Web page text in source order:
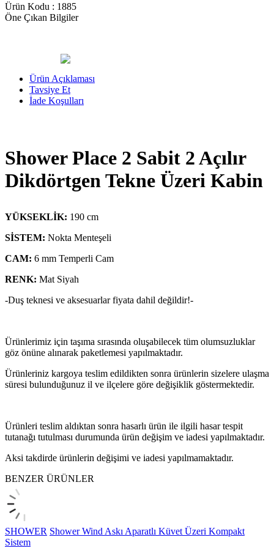
Ürün Kodu : 1885
Öne Çıkan Bilgiler
Ürün Açıklaması
Tavsiye Et
İade Koşulları
Shower Place 2 Sabit 2 Açılır
Dikdörtgen Tekne Üzeri Kabin
YÜKSEKLİK: 190 cm
SİSTEM: Nokta Menteşeli
CAM: 6 mm Temperli Cam
RENK: Mat Siyah
-Duş teknesi ve aksesuarlar fiyata dahil değildir!-
Ürünlerimiz için taşıma sırasında oluşabilecek tüm olumsuzluklar
göz önüne alınarak paketlemesi yapılmaktadır.
Ürünleriniz kargoya teslim edildikten sonra ürünlerin sizelere ulaşma
süresi bulunduğunuz il ve ilçelere göre değişiklik göstermektedir.
Ürünleri teslim aldıktan sonra hasarlı ürün ile ilgili hasar tespit
tutanağı tutulması durumunda ürün değişim ve iadesi yapılmaktadır.
Aksi takdirde ürünlerin değişimi ve iadesi yapılmamaktadır.
BENZER ÜRÜNLER
SHOWER Shower Wind Askı Aparatlı Küvet Üzeri Kompakt
Sistem